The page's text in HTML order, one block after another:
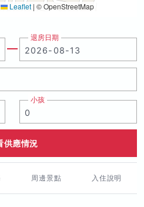
Leaflet | © OpenStreetMap
退房日期
小孩
供應情況
周邊景點 入住說明